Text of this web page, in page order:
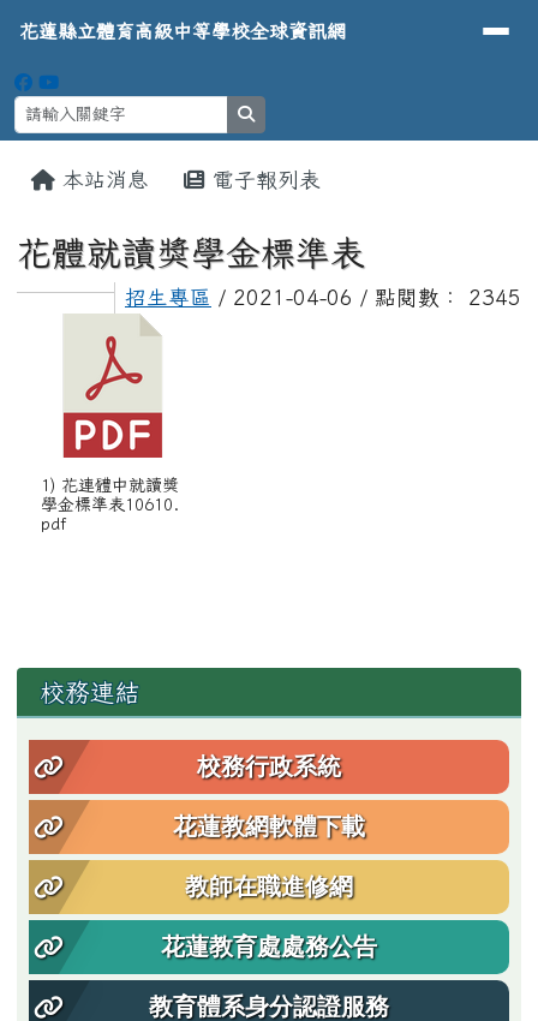
花蓮縣立體育高級中等學校全球資
導覽列
花蓮縣立體育高級中等學校全球資訊網
本站消息 電子報列表
花體就讀獎學金標準表
招生專區 / 2021-04-06 / 點閱數： 2345
1) 花連體中就讀獎
學金標準表10610.
pdf
左邊區域內容
校務連結
校務行政系統
花蓮教網軟體下載
教師在職進修網
花蓮教育處處務公告
教育體系身分認證服務